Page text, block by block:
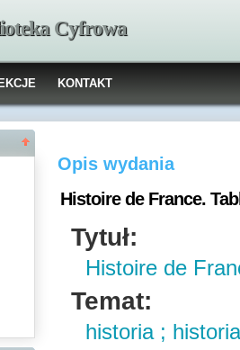
Cyfrowa
KONTAKT
Opis wydania
Histoire de France.
Tytuł:
Histoire de
Temat:
historia ;